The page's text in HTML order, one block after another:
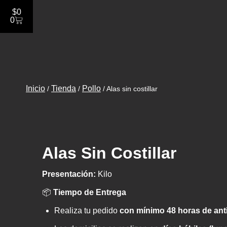
$0
0
Inicio / Tienda / Pollo / Alas sin costillar
Alas Sin Costillar
Presentación: Kilo
📦 Tiempo de Entrega
Realiza tu pedido con mínimo 48 horas de